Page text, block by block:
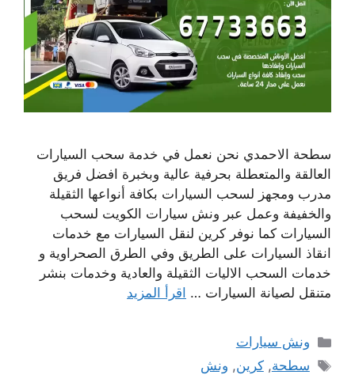
سطحة الاحمدي نحن نعمل في خدمة سحب السيارات
العالقة والمتعطلة بحرفية عالية وبخبرة افضل فريق
مدرب ومجهز لسحب السيارات بكافة أنواعها الثقيلة
والخفيفة وعمل عبر ونش سيارات الكويت لسحب
السيارات كما نوفر كرين لنقل السيارات مع خدمات
انقاذ السيارات على الطريق وفي الطرق الصحراوية و
خدمات السحب الاليات الثقيلة والعادية وخدمات بنشر
متنقل لصيانة السيارات … اقرأ المزيد
التصنيفات
ونش سيارات
الوسوم
سطحة,كرين, ونش